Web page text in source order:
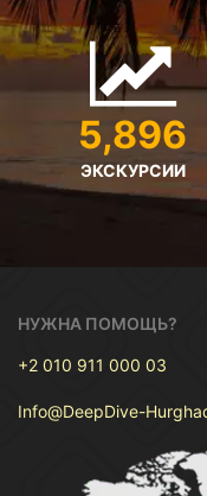
5,896
ЭКСКУРСИИ
НУЖНА ПОМОЩЬ?
+2 010 911 000 03
Info@DeepDive-